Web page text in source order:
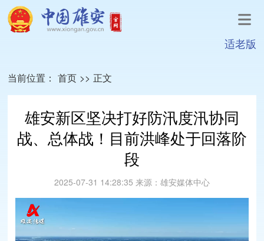
适老版
当前位置： 首页 >> 正文
雄安新区坚决打好防汛度汛协同
战、总体战！目前洪峰处于回落阶
段
2025-07-31 14:28:35 来源： 雄安媒体中心